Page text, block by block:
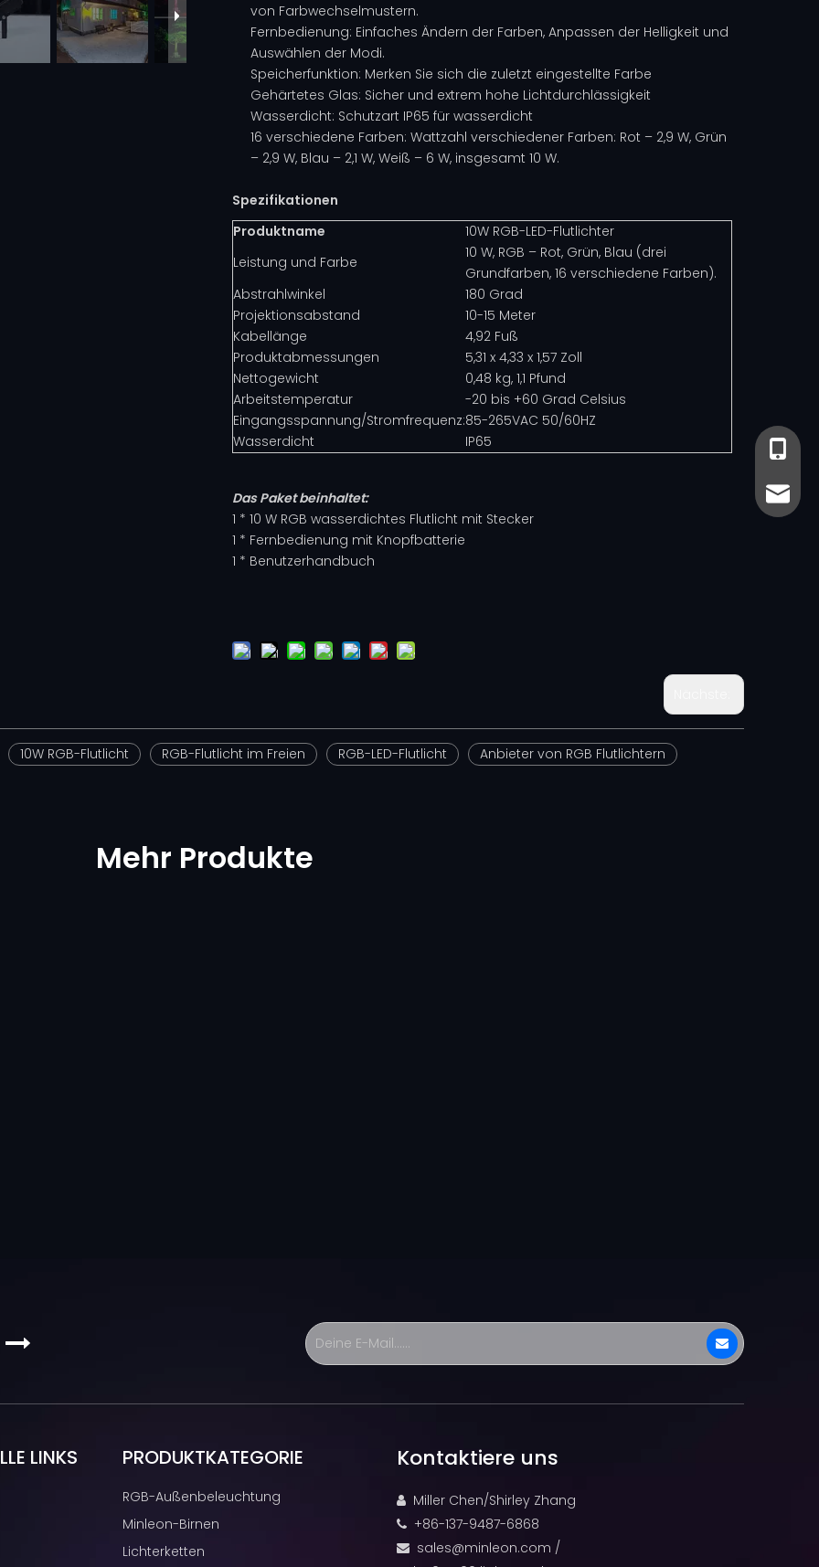
von Farbwechselmustern.
Fernbedienung: Einfaches Ändern der Farben, Anpassen der Helligkeit und
Auswählen der Modi.
Speicherfunktion: Merken Sie sich die zuletzt eingestellte Farbe
Gehärtetes Glas: Sicher und extrem hohe Lichtdurchlässigkeit
Wasserdicht: Schutzart IP65 für wasserdicht
16 verschiedene Farben: Wattzahl verschiedener Farben: Rot – 2,9 W, Grün
– 2,9 W, Blau – 2,1 W, Weiß – 6 W, insgesamt 10 W.
Spezifikationen
Produktname
10W RGB-LED-Flutlichter
Leistung und Farbe
10 W, RGB – Rot, Grün, Blau (drei
Grundfarben, 16 verschiedene Farben).
Abstrahlwinkel
180 Grad
Projektionsabstand
10-15 Meter
Kabellänge
4,92 Fuß
Produktabmessungen
5,31 x 4,33 x 1,57 Zoll
Nettogewicht
0,48 kg, 1,1 Pfund
Arbeitstemperatur
-20 bis +60 Grad Celsius
Eingangsspannung/Stromfrequenz:85-265VAC 50/60HZ
Wasserdicht
IP65
Das Paket beinhaltet:
1 * 10 W RGB wasserdichtes Flutlicht mit Stecker
1 * Fernbedienung mit Knopfbatterie
1 * Benutzerhandbuch
10W RGB-Flutlicht RGB-Flutlicht im Freien RGB-LED-Flutlicht Anbieter von RGB Flutlichtern
Mehr Produkte
+86-

LINKS PRODUKTKATEGORIE
RGB-Außenbeleuchtung
Minleon-Birnen
Lichterketten
Kontaktiere uns
 Miller Chen/Shirley Zhang
 +86-137-9487-6868
 sales@minleon.com /
+86-